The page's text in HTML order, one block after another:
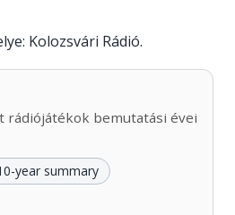
Kolozsvári Rádió.
rádiójátékok bemutatási évei
year summary